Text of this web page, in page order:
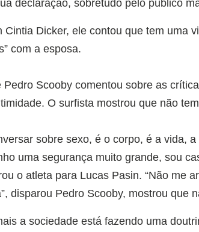
declaração, sobretudo pelo público
Cintia Dicker, ele contou que tem uma
com a esposa.
Pedro Scooby comentou sobre as
O surfista mostrou que não
sobre sexo, é o corpo, é a vida,
uma segurança muito grande, sou
o atleta para Lucas Pasin. “Não me
disparou Pedro Scooby, mostrou que
a sociedade está fazendo uma